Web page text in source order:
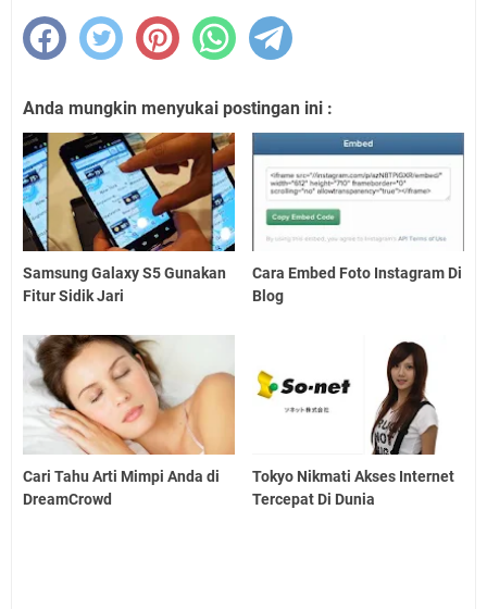
Anda mungkin menyukai postingan ini :
Samsung Galaxy S5 Gunakan
Fitur Sidik Jari
Cara Embed Foto Instagram Di
Blog
Cari Tahu Arti Mimpi Anda di
DreamCrowd
Tokyo Nikmati Akses Internet
Tercepat Di Dunia